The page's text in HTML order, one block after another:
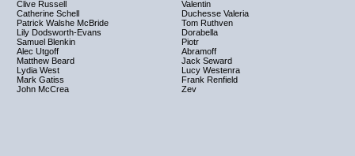
Clive Russell
Valentin
Catherine Schell
Duchesse Valeria
Patrick Walshe McBride
Tom Ruthven
Lily Dodsworth-Evans
Dorabella
Samuel Blenkin
Piotr
Alec Utgoff
Abramoff
Matthew Beard
Jack Seward
Lydia West
Lucy Westenra
Mark Gatiss
Frank Renfield
John McCrea
Zev